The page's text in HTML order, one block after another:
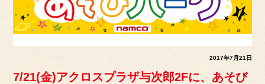
2017年7月21日
7/21(金)アクロスプラザ与次郎2Fに、あそび